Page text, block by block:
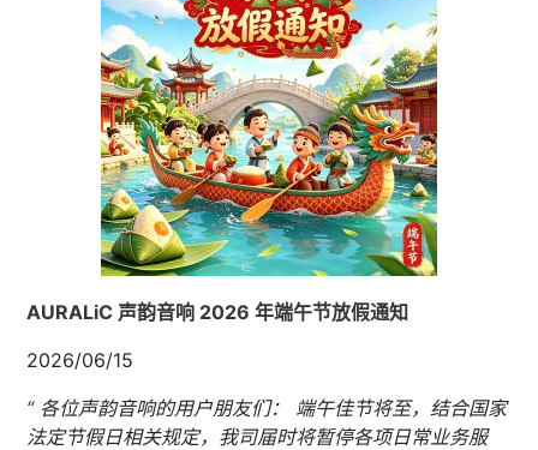
AURALiC 声韵音响 2026 年端午节放假通知
2026/06/15
“ 各位声韵音响的用户朋友们： 端午佳节将至，结合国家
法定节假日相关规定，我司届时将暂停各项日常业务服